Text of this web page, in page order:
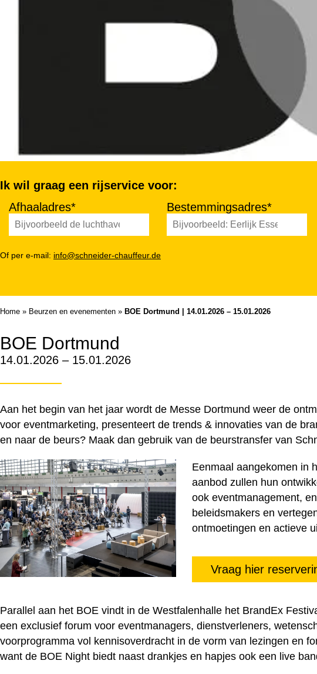
Ik wil graag een rijservice voor:
Afhaaladres*
Bestemmingsadres*
Of per e-mail: info@schneider-chauffeur.de
Home » Beurzen en evenementen » BOE Dortmund | 14.01.2026 – 15.01.2026
BOE Dortmund
14.01.2026 – 15.01.2026
Aan het begin van het jaar wordt de Messe Dortmund weer de
voor eventmarketing, presenteert de trends & innovaties van de
en naar de beurs? Maak dan gebruik van de beurstransfer van
Eenmaal aangekomen in
aanbod zullen hun
ook eventmanagement,
beleidsmakers en
ontmoetingen en actieve
Vraag hier
Parallel aan het BOE vindt in de Westfalenhalle het BrandEx
een exclusief forum voor eventmanagers, dienstverleners,
voorprogramma vol kennisoverdracht in de vorm van lezingen en
want de BOE Night biedt naast drankjes en hapjes ook een live